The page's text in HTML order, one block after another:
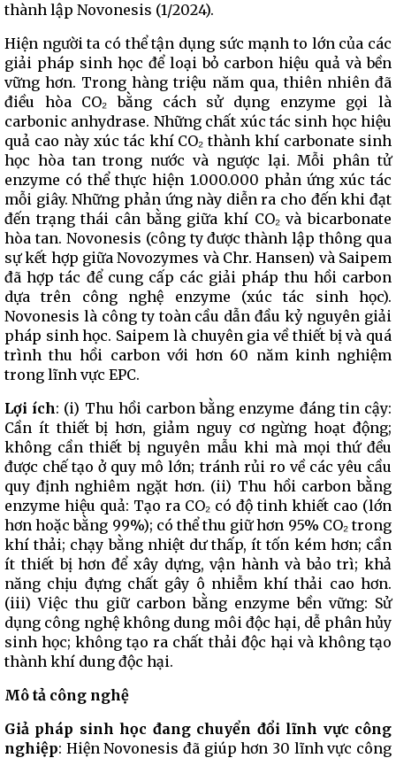
thành lập Novonesis (1/2024).
Hiện người ta có thể tận dụng sức mạnh to lớn của các
giải pháp sinh học để loại bỏ carbon hiệu quả và bền
vững hơn. Trong hàng triệu năm qua, thiên nhiên đã
điều hòa CO₂ bằng cách sử dụng enzyme gọi là
carbonic anhydrase. Những chất xúc tác sinh học hiệu
quả cao này xúc tác khí CO₂ thành khí carbonate sinh
học hòa tan trong nước và ngược lại. Mỗi phân tử
enzyme có thể thực hiện 1.000.000 phản ứng xúc tác
mỗi giây. Những phản ứng này diễn ra cho đến khi đạt
đến trạng thái cân bằng giữa khí CO₂ và bicarbonate
hòa tan. Novonesis (công ty được thành lập thông qua
sự kết hợp giữa Novozymes và Chr. Hansen) và Saipem
đã hợp tác để cung cấp các giải pháp thu hồi carbon
dựa trên công nghệ enzyme (xúc tác sinh học).
Novonesis là công ty toàn cầu dẫn đầu kỷ nguyên giải
pháp sinh học. Saipem là chuyên gia về thiết bị và quá
trình thu hồi carbon với hơn 60 năm kinh nghiệm
trong lĩnh vực EPC.
Lợi ích: (i) Thu hồi carbon bằng enzyme đáng tin cậy:
Cần ít thiết bị hơn, giảm nguy cơ ngừng hoạt động;
không cần thiết bị nguyên mẫu khi mà mọi thứ đều
được chế tạo ở quy mô lớn; tránh rủi ro về các yêu cầu
quy định nghiêm ngặt hơn. (ii) Thu hồi carbon bằng
enzyme hiệu quả: Tạo ra CO₂ có độ tinh khiết cao (lớn
hơn hoặc bằng 99%); có thể thu giữ hơn 95% CO₂ trong
khí thải; chạy bằng nhiệt dư thấp, ít tốn kém hơn; cần
ít thiết bị hơn để xây dựng, vận hành và bảo trì; khả
năng chịu đựng chất gây ô nhiễm khí thải cao hơn.
(iii) Việc thu giữ carbon bằng enzyme bền vững: Sử
dụng công nghệ không dung môi độc hại, dễ phân hủy
sinh học; không tạo ra chất thải độc hại và không tạo
thành khí dung độc hại.
Mô tả công nghệ
Giả pháp sinh học đang chuyển đổi lĩnh vực công
nghiệp: Hiện Novonesis đã giúp hơn 30 lĩnh vực công